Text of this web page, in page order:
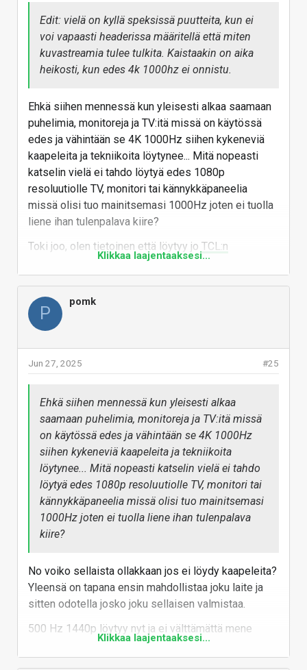
olisikin parempi varautua aiemmin kaikkeen
tulevaan? Standardien tarkoitus on pitää huoli siitä,
että kaikki toimisi yhdessä.
Vastaa
Edit: vielä on kyllä speksissä puutteita, kun ei
voi vapaasti headerissa määritellä että miten
kuvastreamia tulee tulkita. Kaistaakin on aika
heikosti, kun edes 4k 1000hz ei onnistu.
Ehkä siihen mennessä kun yleisesti alkaa saamaan
puhelimia, monitoreja ja TV:itä missä on käytössä
edes ja vähintään se 4K 1000Hz siihen kykeneviä
kaapeleita ja tekniikoita löytynee... Mitä nopeasti
katselin vielä ei tahdo löytyä edes 1080p
resoluutiolle TV, monitori tai kännykkäpaneelia
missä olisi tuo mainitsemasi 1000Hz joten ei tuolla
liene ihan tulenpalava kiire?
Toki joo, olen tietoinen että löytyy jo TCL:n
mikä ainakin väitetysti kykenee 8K
1000Hz resoluutioon ja virkistystaajuuteen, on 57"
mutta hinnasta (tai potentiaalisesta
julkaisuajankohdasta) ei ole tietoa...
Klikkaa laajentaaksesi...
P
pomk
#25
Jun 27, 2025
Ehkä siihen mennessä kun yleisesti alkaa
saamaan puhelimia, monitoreja ja TV:itä missä
on käytössä edes ja vähintään se 4K 1000Hz
siihen kykeneviä kaapeleita ja tekniikoita
löytynee... Mitä nopeasti katselin vielä ei tahdo
löytyä edes 1080p resoluutiolle TV, monitori tai
kännykkäpaneelia missä olisi tuo mainitsemasi
1000Hz joten ei tuolla liene ihan tulenpalava
kiire?
No voiko sellaista ollakkaan jos ei löydy kaapeleita?
Yleensä on tapana ensin mahdollistaa joku laite ja
sitten odotella josko joku sellaisen valmistaa.
500 Hz 1440p löytyy nyt ja ei välttämättä mene
kovin kauaa ennen kuin joku rykäsee sen 1000hz
paneelin kasaan. Olisi valitettavaa jos joku typerä
Klikkaa laajentaaksesi...